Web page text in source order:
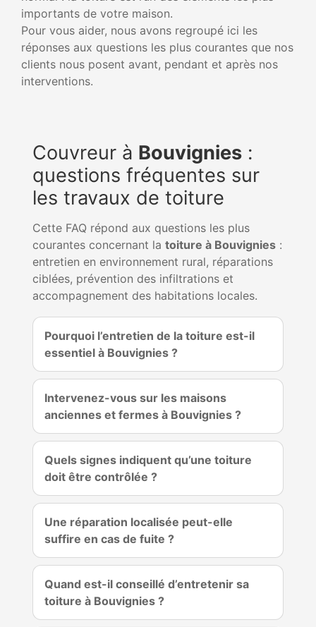
importants de votre maison.
Pour vous aider, nous avons regroupé ici les
réponses aux questions les plus courantes que nos
clients nous posent avant, pendant et après nos
interventions.
Couvreur à Bouvignies :
questions fréquentes sur
les travaux de toiture
Cette FAQ répond aux questions les plus
courantes concernant la toiture à Bouvignies :
entretien en environnement rural, réparations
ciblées, prévention des infiltrations et
accompagnement des habitations locales.
Pourquoi l’entretien de la toiture est-il
essentiel à Bouvignies ?
Intervenez-vous sur les maisons
anciennes et fermes à Bouvignies ?
Quels signes indiquent qu’une toiture
doit être contrôlée ?
Une réparation localisée peut-elle
suffire en cas de fuite ?
Quand est-il conseillé d’entretenir sa
toiture à Bouvignies ?